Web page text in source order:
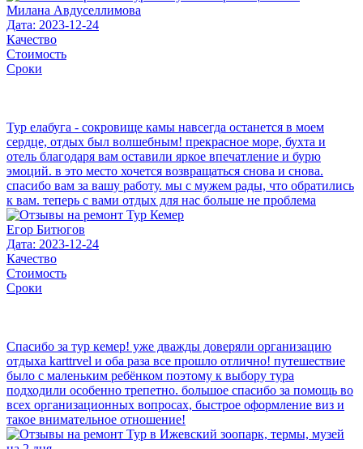
Милана Авдуселлимова
Дата: 2023-12-24
Качество
Стоимость
Сроки
Тур елабуга - сокровище камы навсегда останется в моем
сердце, отдых был волшебным! прекрасное море, бухта и
отель благодаря вам оставили яркое впечатление и бурю
эмоций. в это место хочется возвращаться снова и снова.
спасибо вам за вашу работу. мы с мужем рады, что обратились
к вам. теперь с вами отдых для нас больше не проблема
Егор Битюгов
Дата: 2023-12-24
Качество
Стоимость
Сроки
Спасибо за тур кемер! уже дважды доверяли организацию
отдыха karttrvel и оба раза все прошло отлично! путешествие
было с маленьким ребёнком поэтому к выбору тура
подходили особенно трепетно. большое спасибо за помощь во
всех организационных вопросах, быстрое оформление виз и
такое внимательное отношение!